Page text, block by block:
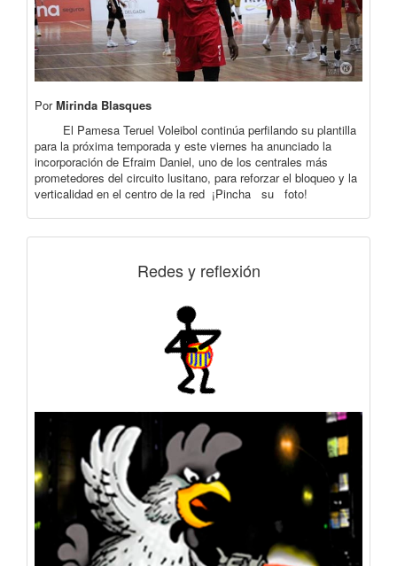
PorMirinda Blasques
El Pamesa Teruel Voleibol continúa perfilando su plantilla
para la próxima temporada y este viernes ha anunciado la
incorporación de Efraim Daniel, uno de los centrales más
prometedores del circuito lusitano, para reforzar el bloqueo y la
verticalidad en el centro de la red ¡Pincha su foto!
Redes y reflexión